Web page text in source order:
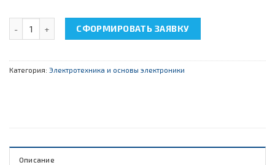
Количество товара НТЦ-01.01 "Электротехника и основы
СФОРМИРОВАТЬ ЗАЯВКУ
Категория: Электротехника и основы электроники
Описание